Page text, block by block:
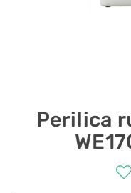
Perilica